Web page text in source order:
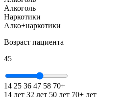
Алкоголь
Наркотики
Алко+наркотики
Возраст пациента
45
14 25 36 47 58 70+
14 лет 32 лет 50 лет 70+ лет